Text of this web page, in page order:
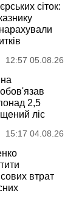
сіток:
12:57 05.08.26
2,5
ліс
15:17 04.08.26
втрат